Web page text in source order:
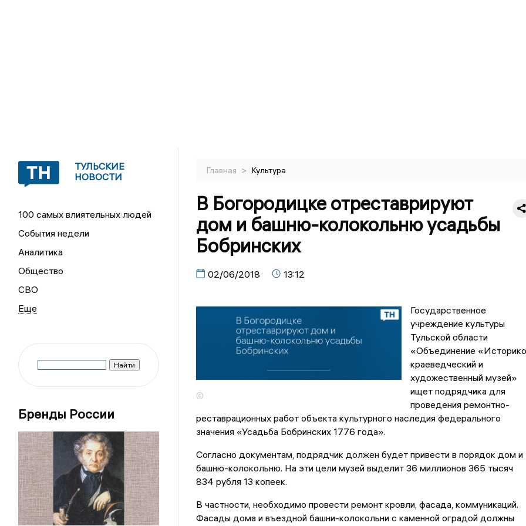
ТУЛЬСКИЕ
НОВОСТИ
100 самых влиятельных людей
События недели
Аналитика
Общество
СВО
Бренды России
Главная > Культура
В Богородицке отреставрируют
дом и башню-колокольню усадьбы
Бобринских
02/06/2018 13:12
©
Государственное
учреждение культуры
Тульской области
«Объединение
краеведческий и
художественный музей»
ищет подрядчика для
проведения ремонтно-
реставрационных работ объекта культурного наследия федерального
значения «Усадьба Бобринских 1776 года».
Согласно документам, подрядчик должен будет привести в порядок дом и
башню-колокольню. На эти цели музей выделит 36 миллионов 365 тысяч
834 рубля 13 копеек.
В частности, необходимо провести ремонт кровли, фасада, коммуникаций.
Фасады дома и въездной башни-колокольни с каменной оградой должны